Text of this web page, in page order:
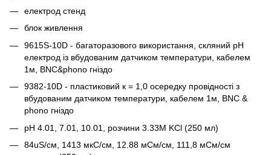
електрод стенд
блок живлення
9615S-10D - багаторазового використання, скляний рН
електрод із вбудованим датчиком температури, кабелем
1м, BNC&phono гніздо
9382-10D - пластиковий к = 1,0 осередку провідності з
вбудованим датчиком температури, кабелем 1м, BNC &
phono гніздо
рН 4.01, 7.01, 10.01, розчини 3.33M KCl (250 мл)
84uS/см, 1413 мкС/см, 12.88 мСм/см, 111,8 мСм/см